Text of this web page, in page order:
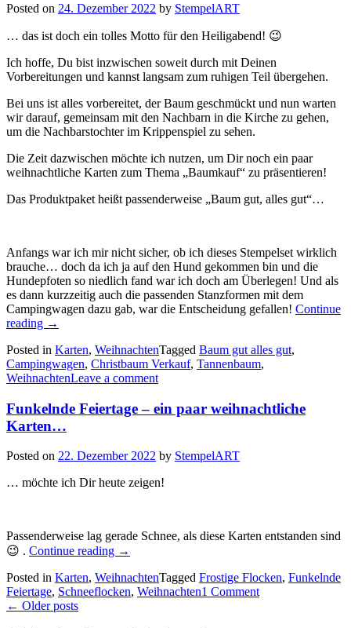
Posted on 24. Dezember 2022 by StempelART
… das ist doch ein tolles Motto für den Heiligabend! 😉
Ich hoffe, Du bist inzwischen soweit durch mit Deinen
Vorbereitungen und kannst langsam zum ruhigen Teil übergehen.
Bei uns ist alles vorbereitet, der Baum geschmückt und nun warten
wir darauf, gemeinsam mit den Nachbarn in die Kirche zu gehen,
um die Nachbarstochter im Krippenspiel zu sehen.
Die Zeit dazwischen möchte ich nutzen, um Dir noch ein paar
weihnachtliche Karten zum Thema „Baumkauf“ zu präsentieren!
Das Produktpaket heißt passenderweise „Baum gut, alles gut“…
Anfangs war ich mir nicht sicher, ob ich dieses Stempelset wirklich
brauche… doch da ich ja auf den Hund gekommen bin und die
Hundepfoten so niedlich fand war ich doch am Überlegen! Und als
es dann kurzzeitig auch die passenden Stanzformen mit dem
Campingwagen dazu gab, war die Entscheidung gefallen! Continue
reading „Baum
alles
gut!…“
→
Posted in Karten, WeihnachtenTagged Baum gut alles gut,
Campingwagen, Christbaum Verkauf, Tannenbaum,
WeihnachtenLeave a comment
Funkelnde Feiertage – ein paar weihnachtliche
Karten…
Posted on 22. Dezember 2022 by StempelART
… möchte ich Dir heute zeigen!
Passenderweise lag gerade Schnee, als diese Karten entstanden sind
😉 . Continue reading
„Funkelnde
–
ein
→
Posted in Karten, WeihnachtenTagged Frostige Flocken, Funkelnde
Feiertage, Schneeflocken, Weihnachten1 Comment
Posts
← Older posts